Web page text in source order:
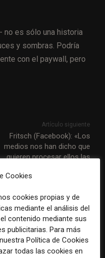
no es sólo una historia
y sombras. Podría
con el paywall, pero
Artículo siguiente
Fritsch (Facebook): «Los
medios nos han dicho que
quieren procesar ellos las
relación con los lectores»
Cookies
cookies propias y de
mediante el análisis del
contenido mediante sus
publicitarias. Para más
Política de Cookies
todas las cookies en